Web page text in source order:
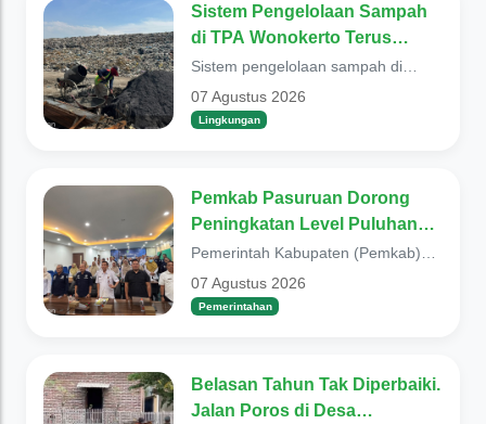
Sistem Pengelolaan Sampah
di TPA Wonokerto Terus
Ditingkatkan
Sistem pengelolaan sampah di
Tempat Pemrosesan Akhir
(TPA)&nbsp; Wonokerto, teru...
07 Agustus 2026
Lingkungan
Pemkab Pasuruan Dorong
Peningkatan Level Puluhan
Desa Maju Jadi Desa Mandiri
Pemerintah Kabupaten (Pemkab)
Pasuruan tahun ini mendorong
peningkatan status da...
07 Agustus 2026
Pemerintahan
Belasan Tahun Tak Diperbaiki.
Jalan Poros di Desa